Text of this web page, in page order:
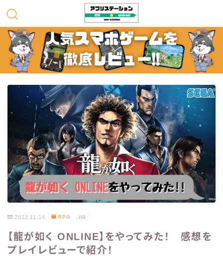
2022.11.14 RPG PR
【龍が如く ONLINE】をやってみた！ 感想を
プレイレビューで紹介！